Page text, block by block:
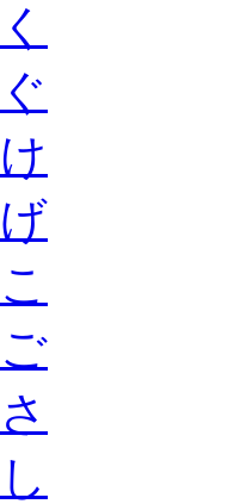
く
ぐ
け
げ
こ
ご
さ
し